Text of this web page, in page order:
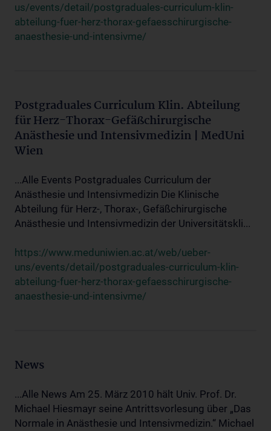
us/events/detail/postgraduales-curriculum-klin-
abteilung-fuer-herz-thorax-gefaesschirurgische-
anaesthesie-und-intensivme/
Postgraduales Curriculum Klin. Abteilung
für Herz-Thorax-Gefäßchirurgische
Anästhesie und Intensivmedizin | MedUni
Wien
...Alle Events Postgraduales Curriculum der
Anästhesie und Intensivmedizin Die Klinische
Abteilung für Herz-, Thorax-, Gefäßchirurgische
Anästhesie und Intensivmedizin der Universitätskli...
https://www.meduniwien.ac.at/web/ueber-
uns/events/detail/postgraduales-curriculum-klin-
abteilung-fuer-herz-thorax-gefaesschirurgische-
anaesthesie-und-intensivme/
News
...Alle News Am 25. März 2010 hält Univ. Prof. Dr.
Michael Hiesmayr seine Antrittsvorlesung über „Das
Normale in Anästhesie und Intensivmedizin.“ Michael